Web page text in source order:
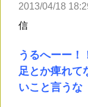
2013/04/18
信
うるへーー！
足とか痺れて
いこと言うな